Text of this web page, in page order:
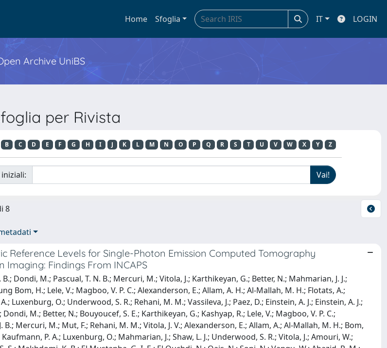
Home Sfoglia IT LOGIN
Archive UniBS
per Rivista
B C D E F G H I J K L M N O P Q R S T U V W X Y Z
8
Reference Levels for Single-Photon Emission Computed Tomography
Imaging: Findings From INCAPS
Dondi, M.; Pascual, T. N. B.; Mercuri, M.; Vitola, J.; Karthikeyan, G.; Better, N.; Mahmarian, J. J.;
Bom, H.; Lele, V.; Magboo, V. P. C.; Alexanderson, E.; Allam, A. H.; Al-Mallah, M. H.; Flotats, A.;
Luxenburg, O.; Underwood, S. R.; Rehani, M. M.; Vassileva, J.; Paez, D.; Einstein, A. J.; Einstein, A. J.;
Dondi, M.; Better, N.; Bouyoucef, S. E.; Karthikeyan, G.; Kashyap, R.; Lele, V.; Magboo, V. P. C.;
B.; Mercuri, M.; Mut, F.; Rehani, M. M.; Vitola, J. V.; Alexanderson, E.; Allam, A.; Al-Mallah, M. H.; Bom,
P. A.; Luxenburg, O.; Mahmarian, J.; Shaw, L. J.; Underwood, S. R.; Vitola, J.; Amouri, W.;